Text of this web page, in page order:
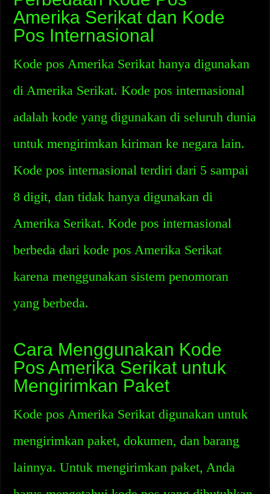
Amerika Serikat dan Kode
Pos Internasional
Kode pos Amerika Serikat hanya digunakan
di Amerika Serikat. Kode pos internasional
adalah kode yang digunakan di seluruh dunia
untuk mengirimkan kiriman ke negara lain.
Kode pos internasional terdiri dari 5 sampai
8 digit, dan tidak hanya digunakan di
Amerika Serikat. Kode pos internasional
berbeda dari kode pos Amerika Serikat
karena menggunakan sistem penomoran
yang berbeda.
Cara Menggunakan Kode
Pos Amerika Serikat untuk
Mengirimkan Paket
Kode pos Amerika Serikat digunakan untuk
mengirimkan paket, dokumen, dan barang
lainnya. Untuk mengirimkan paket, Anda